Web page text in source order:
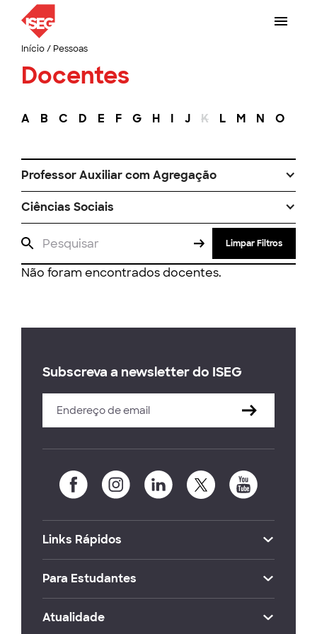
Início/ Pessoas
Docentes
A B C D E F G H I J K L M N O
Professor Auxiliar com Agregação
Ciências Sociais
Limpar Filtros
Não foram encontrados docentes.
Subscreva a newsletter do ISEG
Links Rápidos
Para Estudantes
Atualidade